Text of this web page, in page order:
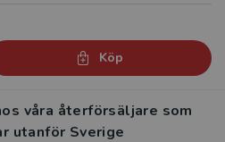
Köp
våra återförsäljare som
utanför Sverige